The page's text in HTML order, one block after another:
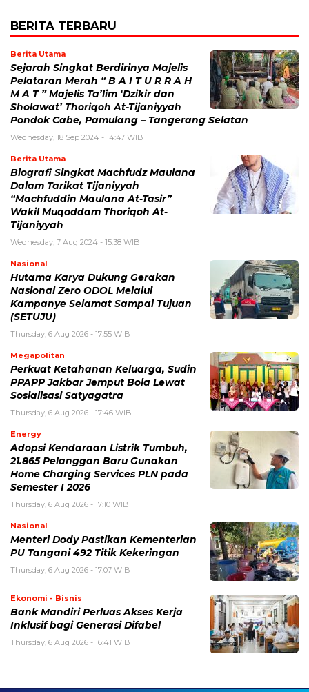
BERITA TERBARU
Berita Utama
Sejarah Singkat Berdirinya Majelis
Pelataran Merah “ B A I T U R R A H
M A T ” Majelis Ta’lim ‘Dzikir dan
Sholawat’ Thoriqoh At-Tijaniyyah
Pondok Cabe, Pamulang – Tangerang Selatan
Wednesday, 18 Sep 2024 - 14:47 WIB
Berita Utama
Biografi Singkat Machfudz Maulana
Dalam Tarikat Tijaniyyah
“Machfuddin Maulana At-Tasir”
Wakil Muqoddam Thoriqoh At-
Tijaniyyah
Wednesday, 7 Aug 2024 - 15:38 WIB
Nasional
Hutama Karya Dukung Gerakan
Nasional Zero ODOL Melalui
Kampanye Selamat Sampai Tujuan
(SETUJU)
Thursday, 6 Aug 2026 - 17:55 WIB
Megapolitan
Perkuat Ketahanan Keluarga, Sudin
PPAPP Jakbar Jemput Bola Lewat
Sosialisasi Satyagatra
Thursday, 6 Aug 2026 - 17:46 WIB
Energy
Adopsi Kendaraan Listrik Tumbuh,
21.865 Pelanggan Baru Gunakan
Home Charging Services PLN pada
Semester I 2026
Thursday, 6 Aug 2026 - 17:10 WIB
Nasional
Menteri Dody Pastikan Kementerian
PU Tangani 492 Titik Kekeringan
Thursday, 6 Aug 2026 - 17:07 WIB
Ekonomi - Bisnis
Bank Mandiri Perluas Akses Kerja
Inklusif bagi Generasi Difabel
Thursday, 6 Aug 2026 - 16:41 WIB